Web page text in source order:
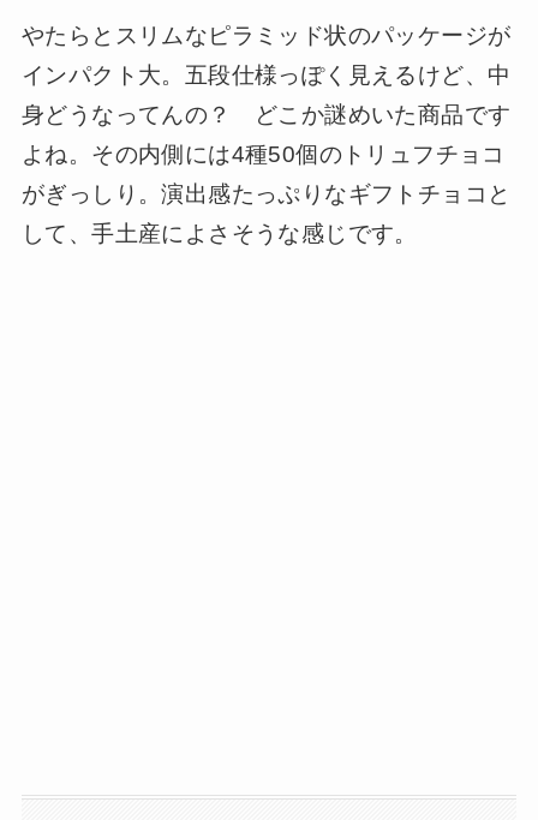
やたらとスリムなピラミッド状のパッケージが
インパクト大。五段仕様っぽく見えるけど、中
身どうなってんの？ どこか謎めいた商品です
よね。その内側には4種50個のトリュフチョコ
がぎっしり。演出感たっぷりなギフトチョコと
して、手土産によさそうな感じです。